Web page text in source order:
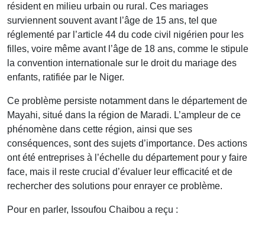
résident en milieu urbain ou rural. Ces mariages
surviennent souvent avant l’âge de 15 ans, tel que
réglementé par l’article 44 du code civil nigérien pour les
filles, voire même avant l’âge de 18 ans, comme le stipule
la convention internationale sur le droit du mariage des
enfants, ratifiée par le Niger.
Ce problème persiste notamment dans le département de
Mayahi, situé dans la région de Maradi. L’ampleur de ce
phénomène dans cette région, ainsi que ses
conséquences, sont des sujets d’importance. Des actions
ont été entreprises à l’échelle du département pour y faire
face, mais il reste crucial d’évaluer leur efficacité et de
rechercher des solutions pour enrayer ce problème.
Pour en parler, Issoufou Chaibou a reçu :